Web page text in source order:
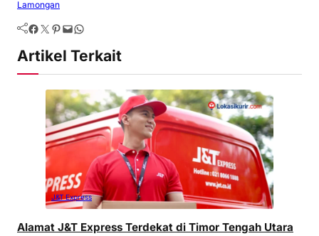
Lamongan
Artikel Terkait
J&T Express
Alamat J&T Express Terdekat di Timor Tengah Utara